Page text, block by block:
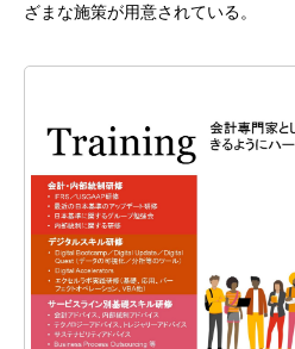
ざまな施策が用意されている。